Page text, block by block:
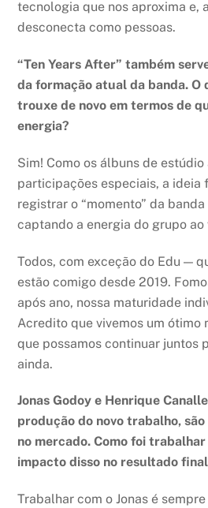
tecnologia que nos aproxima e,
desconecta como pessoas.
“Ten Years After” também
da formação atual da banda. O
trouxe de novo em termos de
energia?
Sim! Como os álbuns de
participações especiais, a ideia
registrar o “momento” da
captando a energia do grupo ao
Todos, com exceção do Edu —
estão comigo desde 2019.
após ano, nossa maturidade
Acredito que vivemos um ótimo
que possamos continuar juntos
ainda.
Jonas Godoy e Henrique
produção do novo trabalho,
no mercado. Como foi
impacto disso no resultado
Trabalhar com o Jonas é